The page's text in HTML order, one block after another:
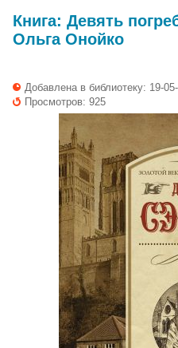
Книга: Девять
Ольга Онойко
Добавлена в библиотеку: 19-
Просмотров: 925